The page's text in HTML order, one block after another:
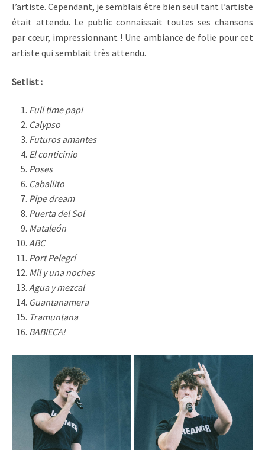
l’artiste. Cependant, je semblais être bien seul tant l’artiste
était attendu. Le public connaissait toutes ses chansons
par cœur, impressionnant ! Une ambiance de folie pour cet
artiste qui semblait très attendu.
Setlist :
Full time papi
Calypso
Futuros amantes
El conticinio
Poses
Caballito
Pipe dream
Puerta del Sol
Mataleón
ABC
Port Pelegrí
Mil y una noches
Agua y mezcal
Guantanamera
Tramuntana
BABIECA!